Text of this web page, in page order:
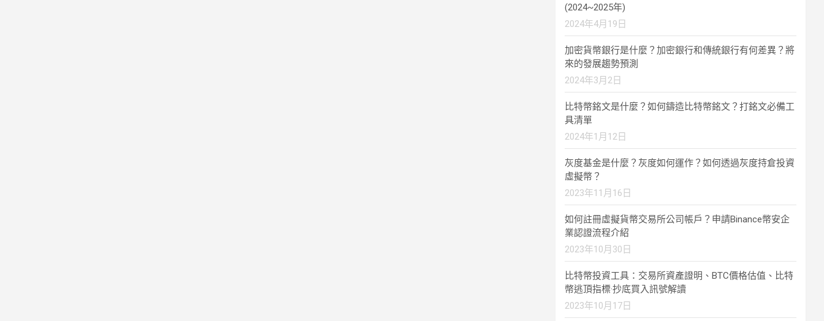
(2024~2025年)
2024年4月19日
加密貨幣銀行是什麼？加密銀行和傳統銀行有何差異？將
來的發展趨勢預測
2024年3月2日
比特幣銘文是什麼？如何鑄造比特幣銘文？打銘文必備工
具清單
2024年1月12日
灰度基金是什麼？灰度如何運作？如何透過灰度持倉投資
虛擬幣？
2023年11月16日
如何註冊虛擬貨幣交易所公司帳戶？申請Binance幣安企
業認證流程介紹
2023年10月30日
比特幣投資工具：交易所資產證明、BTC價格估值、比特
幣逃頂指標·抄底買入訊號解讀
2023年10月17日